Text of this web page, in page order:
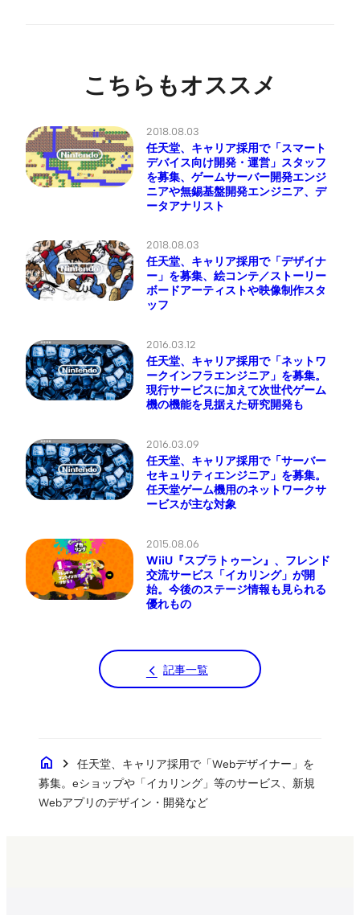
こちらもオススメ
2018.08.03
任天堂、キャリア採用で「スマート
デバイス向け開発・運営」スタッフ
を募集、ゲームサーバー開発エンジ
ニアや無錫基盤開発エンジニア、デ
ータアナリスト
2018.08.03
任天堂、キャリア採用で「デザイナ
ー」を募集、絵コンテ／ストーリー
ボードアーティストや映像制作スタ
ッフ
2016.03.12
任天堂、キャリア採用で「ネットワ
ークインフラエンジニア」を募集。
現行サービスに加えて次世代ゲーム
機の機能を見据えた研究開発も
2016.03.09
任天堂、キャリア採用で「サーバー
セキュリティエンジニア」を募集。
任天堂ゲーム機用のネットワークサ
ービスが主な対象
2015.08.06
WiiU『スプラトゥーン』、フレンド
交流サービス「イカリング」が開
始。今後のステージ情報も見られる
優れもの
記事一覧
home chevron_right
任天堂、キャリア採用で「Webデザイナー」を
募集。eショップや「イカリング」等のサービス、新規
Webアプリのデザイン・開発など